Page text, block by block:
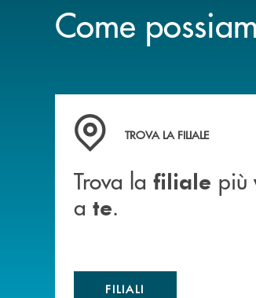
Come
Trova la filiale più vicina a te .
TROVA LA FILIALE
Trova la filiale più
a te.
FILIALI